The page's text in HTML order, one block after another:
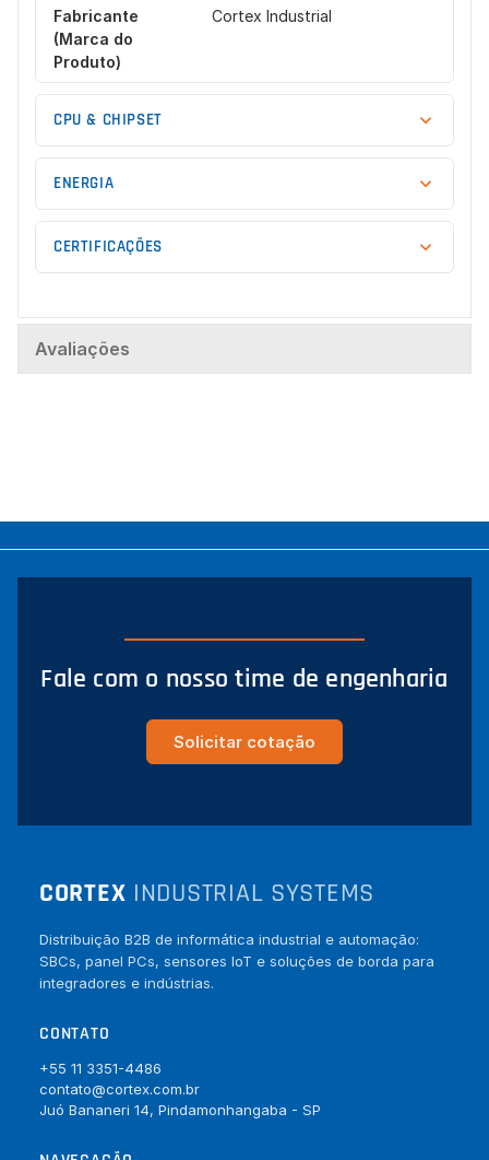
Fabricante
(Marca do
Produto)
Cortex Industrial
CPU & CHIPSET
ENERGIA
CERTIFICAÇÕES
Avaliações
Fale com o nosso time de engenharia
Solicitar cotação
CORTEX INDUSTRIAL SYSTEMS
Distribuição B2B de informática industrial e automação:
SBCs, panel PCs, sensores IoT e soluções de borda para
integradores e indústrias.
CONTATO
+55 11 3351-4486
contato@cortex.com.br
Juó Bananeri 14, Pindamonhangaba - SP